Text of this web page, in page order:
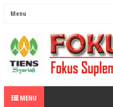
MENU